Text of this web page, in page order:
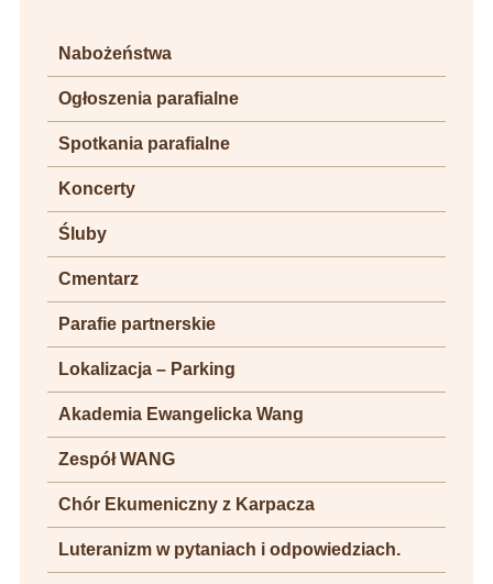
Nabożeństwa
Ogłoszenia parafialne
Spotkania parafialne
Koncerty
Śluby
Cmentarz
Parafie partnerskie
Lokalizacja – Parking
Akademia Ewangelicka Wang
Zespół WANG
Chór Ekumeniczny z Karpacza
Luteranizm w pytaniach i odpowiedziach.